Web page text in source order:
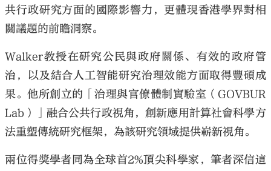
共行政研究方面的國際影響力，更體現香港學界對相
關議題的前瞻洞察。
Walker教授在研究公民與政府關係、有效的政府管
治，以及結合人工智能研究治理效能方面取得豐碩成
果。他所創立的「治理與官僚體制實驗室（ GOVBUR
Lab ）」融合公共行政視角，創新應用計算社會科學方
法重塑傳統研究框架，為該研究領域提供嶄新視角。
兩位得獎學者同為全球首2%頂尖科學家，筆者深信這